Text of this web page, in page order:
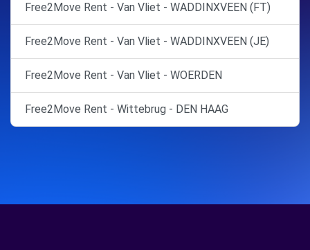
Free2Move Rent - Van Vliet - WADDINXVEEN (FT)
Free2Move Rent - Van Vliet - WADDINXVEEN (JE)
Free2Move Rent - Van Vliet - WOERDEN
Free2Move Rent - Wittebrug - DEN HAAG